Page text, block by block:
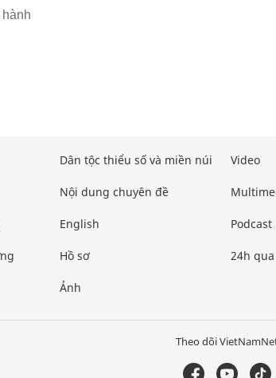
Dân tộc thiểu số và miền núi
Nội dung chuyên đề
English
Hồ sơ
Ảnh
Video
Podcast
24h qua
Theo dõi